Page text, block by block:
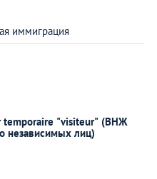
иммиграция
temporaire "visiteur" (ВНЖ
независимых лиц)